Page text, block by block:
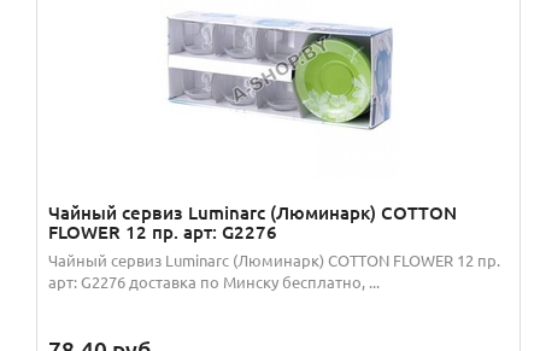
Чайный сервиз Luminarc (Люминарк) COTTON
FLOWER 12 пр. арт: G2276
Чайный сервиз Luminarc (Люминарк) COTTON FLOWER 12 пр.
арт: G2276 доставка по Минску бесплатно, ...